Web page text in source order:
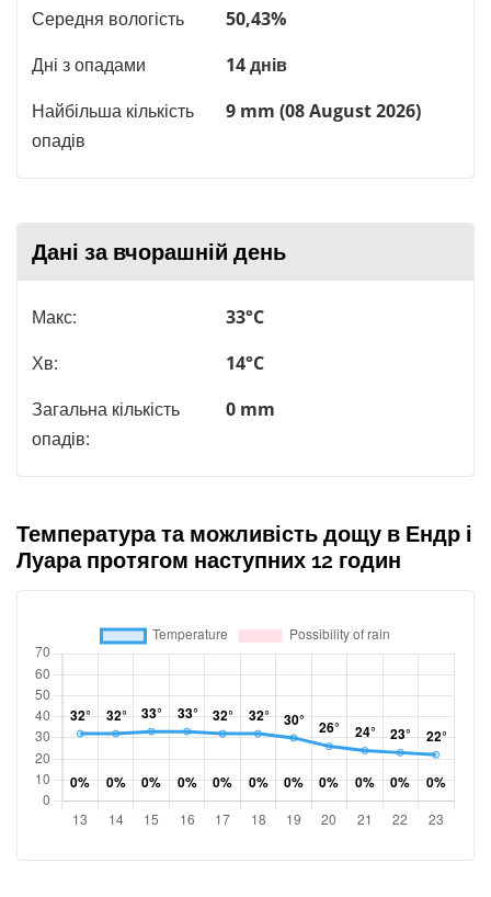
Середня вологість
50,43%
Дні з опадами
14 днів
Найбільша кількість
опадів
9 mm (08 August 2026)
Дані за вчорашній день
Макс:
33°C
Хв:
14°C
Загальна кількість
опадів:
0 mm
Температура та можливість дощу в Ендр і
Луара протягом наступних 12 годин